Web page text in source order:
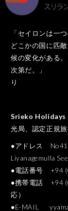
「セイロンは一
どこかの国に匹
候の変化がある
次第だ。」 作
り
Srieko
光局、認定正規
●アドレス No41,
Liyanagemulla
●電話番号 +94
●携帯電話 +94
応）
●E-MAIL